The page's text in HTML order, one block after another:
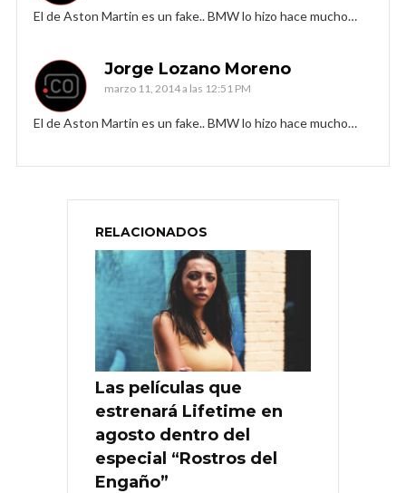
El de Aston Martin es un fake.. BMW lo hizo hace mucho…
Jorge Lozano Moreno
marzo 11, 2014 a las 12:51 PM
El de Aston Martin es un fake.. BMW lo hizo hace mucho…
RELACIONADOS
Las películas que
estrenará Lifetime en
agosto dentro del
especial “Rostros del
Engaño”